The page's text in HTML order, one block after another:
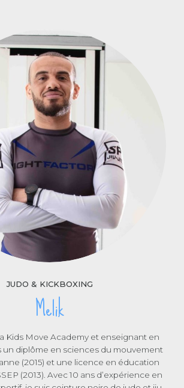
JUDO & KICKBOXING
Melik
Kids Move Academy et enseignant en
un diplôme en sciences du mouvement
(2015) et une licence en éducation
(2013). Avec 10 ans d’expérience en